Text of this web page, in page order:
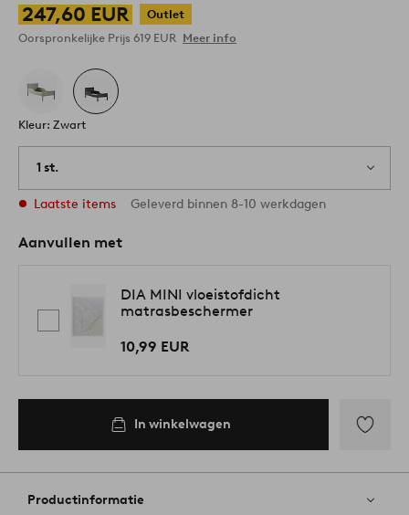
247,60 EUR
Outlet
Oorspronkelijke Prijs 619 EUR Meer info
Kleur: Zwart
1 st.
Laatste items Geleverd binnen 8-10 werkdagen
Aanvullen met
DIA MINI vloeistofdicht
matrasbeschermer
10,99 EUR
In winkelwagen
aan
Productinformatie